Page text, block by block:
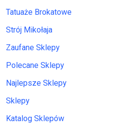
Tatuaże Brokatowe
Strój Mikołaja
Zaufane Sklepy
Polecane Sklepy
Najlepsze Sklepy
Sklepy
Katalog Sklepów